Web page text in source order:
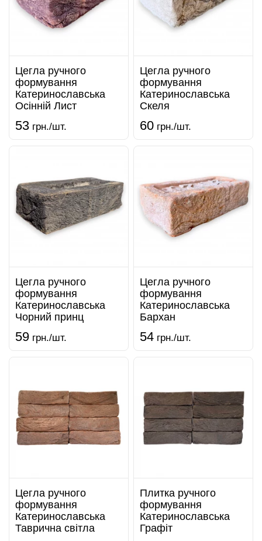
Цегла ручного
формування
Катеринославська
Осінній Лист
53 грн./шт.
Цегла ручного
формування
Катеринославська
Скеля
60 грн./шт.
Цегла ручного
формування
Катеринославська
Чорний принц
59 грн./шт.
Цегла ручного
формування
Катеринославська
Бархан
54 грн./шт.
Цегла ручного
формування
Катеринославська
Таврична світла
Плитка ручного
формування
Катеринославська
Графіт